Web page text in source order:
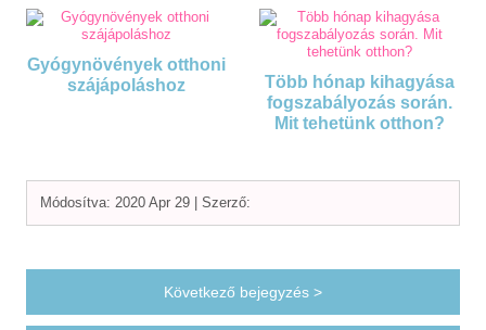
Gyógynövények otthoni
szájápoláshoz
Több hónap kihagyása
fogszabályozás során.
Mit tehetünk otthon?
Módosítva: 2020 Apr 29 | Szerző:
Következő bejegyzés >